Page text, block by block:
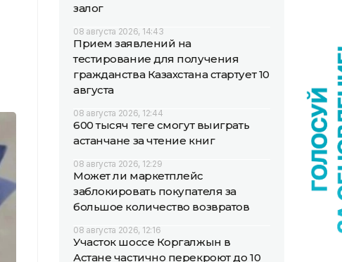
залог
08 августа 2026, 14:43
Прием заявлений на
тестирование для получения
гражданства Казахстана стартует 10
августа
08 августа 2026, 12:44
600 тысяч теңге смогут выиграть
астанчане за чтение книг
08 августа 2026, 12:29
Может ли маркетплейс
заблокировать покупателя за
большое количество возвратов
08 августа 2026, 12:16
Участок шоссе Коргалжын в
Астане частично перекроют до 10